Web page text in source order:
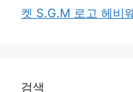
켓 S.G.M 로고 헤비
검색